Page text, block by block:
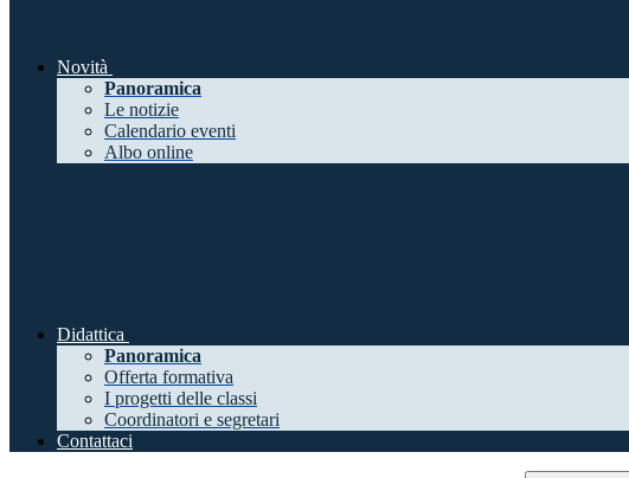
Novità
Panoramica
Le notizie
Calendario eventi
Albo online
Didattica
Panoramica
Offerta formativa
I progetti delle classi
Coordinatori e segretari
Contattaci